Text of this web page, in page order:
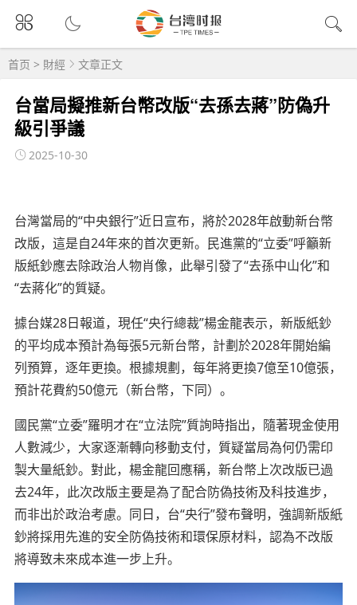
首页 > 財經 文章正文
台當局擬推新台幣改版“去孫去蔣”防偽升
級引爭議
2025-10-30
台灣當局的“中央銀行”近日宣布，將於2028年啟動新台幣
改版，這是自24年來的首次更新。民進黨的“立委”呼籲新
版紙鈔應去除政治人物肖像，此舉引發了“去孫中山化”和
“去蔣化”的質疑。
據台媒28日報道，現任“央行總裁”楊金龍表示，新版紙鈔
的平均成本預計為每張5元新台幣，計劃於2028年開始編
列預算，逐年更換。根據規劃，每年將更換7億至10億張，
預計花費約50億元（新台幣，下同）。
國民黨“立委”羅明才在“立法院”質詢時指出，隨著現金使用
人數減少，大家逐漸轉向移動支付，質疑當局為何仍需印
製大量紙鈔。對此，楊金龍回應稱，新台幣上次改版已過
去24年，此次改版主要是為了配合防偽技術及科技進步，
而非出於政治考慮。同日，台“央行”發布聲明，強調新版紙
鈔將採用先進的安全防偽技術和環保原材料，認為不改版
將導致未來成本進一步上升。